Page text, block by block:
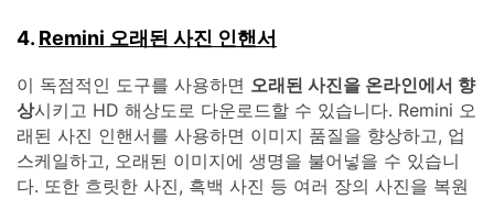
4. Remini 오래된 사진 인핸서
이 독점적인 도구를 사용하면 오래된 사진을 온라인에서 향
상시키고 HD 해상도로 다운로드할 수 있습니다. Remini 오
래된 사진 인핸서를 사용하면 이미지 품질을 향상하고, 업
스케일하고, 오래된 이미지에 생명을 불어넣을 수 있습니
다. 또한 흐릿한 사진, 흑백 사진 등 여러 장의 사진을 복원